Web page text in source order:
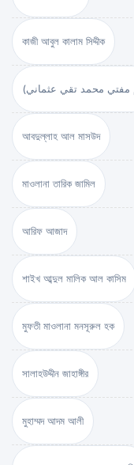
কাজী আবুল কালাম সিদ্দীক
আবদুল্লাহ আল মাসউদ
মাওলানা তারিক জামিল
আরিফ আজাদ
শাইখ আব্দুল মালিক আল কাসিম
মুফতী মাওলানা মনসূরুল হক
সালাহউদ্দীন জাহাঙ্গীর
মুহাম্মদ আদম আলী